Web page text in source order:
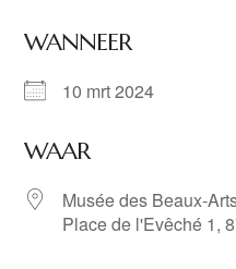
WANNEER
10 mrt 2024
WAAR
Musée des Beaux-
Place de l'Evêché 1,